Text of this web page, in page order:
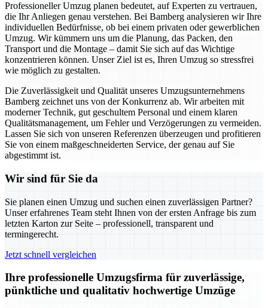
Professioneller Umzug planen bedeutet, auf Experten zu vertrauen,
die Ihr Anliegen genau verstehen. Bei Bamberg analysieren wir Ihre
individuellen Bedürfnisse, ob bei einem privaten oder gewerblichen
Umzug. Wir kümmern uns um die Planung, das Packen, den
Transport und die Montage – damit Sie sich auf das Wichtige
konzentrieren können. Unser Ziel ist es, Ihren Umzug so stressfrei
wie möglich zu gestalten.
Die Zuverlässigkeit und Qualität unseres Umzugsunternehmens
Bamberg zeichnet uns von der Konkurrenz ab. Wir arbeiten mit
moderner Technik, gut geschultem Personal und einem klaren
Qualitätsmanagement, um Fehler und Verzögerungen zu vermeiden.
Lassen Sie sich von unseren Referenzen überzeugen und profitieren
Sie von einem maßgeschneiderten Service, der genau auf Sie
abgestimmt ist.
Wir sind für Sie da
Sie planen einen Umzug und suchen einen zuverlässigen Partner?
Unser erfahrenes Team steht Ihnen von der ersten Anfrage bis zum
letzten Karton zur Seite – professionell, transparent und
termingerecht.
Jetzt schnell vergleichen
Ihre professionelle Umzugsfirma für zuverlässige,
pünktliche und qualitativ hochwertige Umzüge